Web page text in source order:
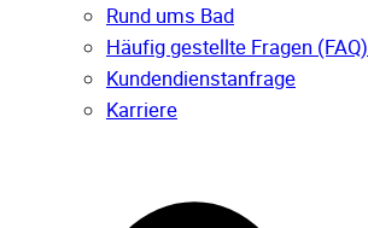
Rund ums Bad
Häufig gestellte Fragen (FAQ)
Kunden­dienst­anfrage
Karriere